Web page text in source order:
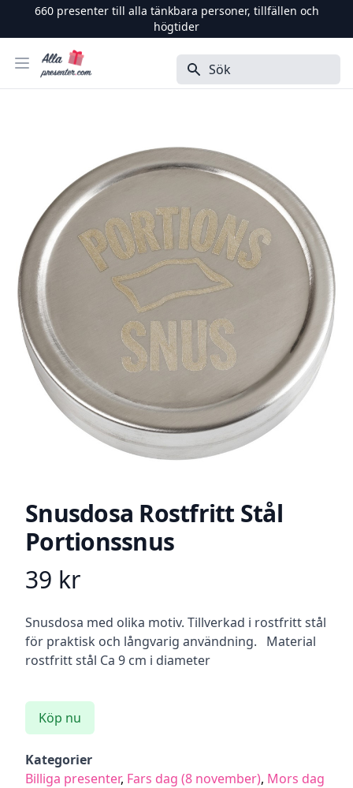
660presenter till alla tänkbara personer, tillfällen och
högtider
Öppna menyn
Alla Presenter Sök
Snusdosa Rostfritt Stål
Portionssnus
Product information
39 kr
Beskrivning
Snusdosa med olika motiv. Tillverkad i rostfritt stål
för praktisk och långvarig användning. Material
rostfritt stål Ca 9 cm i diameter
Köp nu
Kategorier
Billiga presenter, Fars dag (8 november), Mors dag